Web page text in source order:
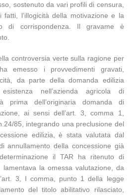
sostenuto da vari profili di censura,
l’illogicità della motivazione e la
di corrispondenza. Il gravame è
controversia verte sulla ragione per
emesso i provvedimenti gravati,
da parte della domanda edilizia
esistenza nell’azienda agricola di
prima dell’originaria domanda di
ai sensi dell’art. 3, comma 1,
85, integrando una preclusione del
edilizia, è stata valutata dal
annullamento della concessione già
il TAR ha ritenuto di
la omessa valutazione, da
3, I comma, punto 1 della legge
del titolo abilitativo rilasciato,